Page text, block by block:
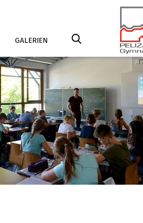
GALERIEN